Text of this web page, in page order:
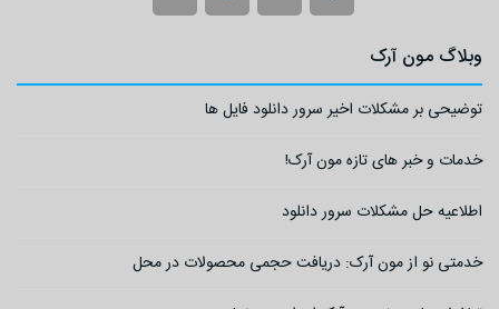
وبلاگ مون آرک
توضیحی بر مشکلات اخیر سرور دانلود فایل ها
خدمات و خبر های تازه مون آرک!
اطلاعیه حل مشکلات سرور دانلود
خدمتی نو از مون آرک: دریافت حجمی محصولات در محل